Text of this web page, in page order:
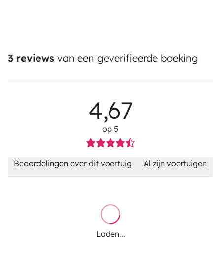
3 reviews van een geverifieerde boeking
4,67
op 5
Beoordelingen over dit voertuig Al zijn voertuigen
Laden...